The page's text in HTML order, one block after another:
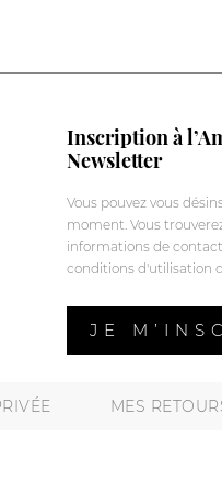
Inscription à
Newsletter
Vous pouvez vous
moment. Vous
informations de
conditions d'utilisation
JE
MES